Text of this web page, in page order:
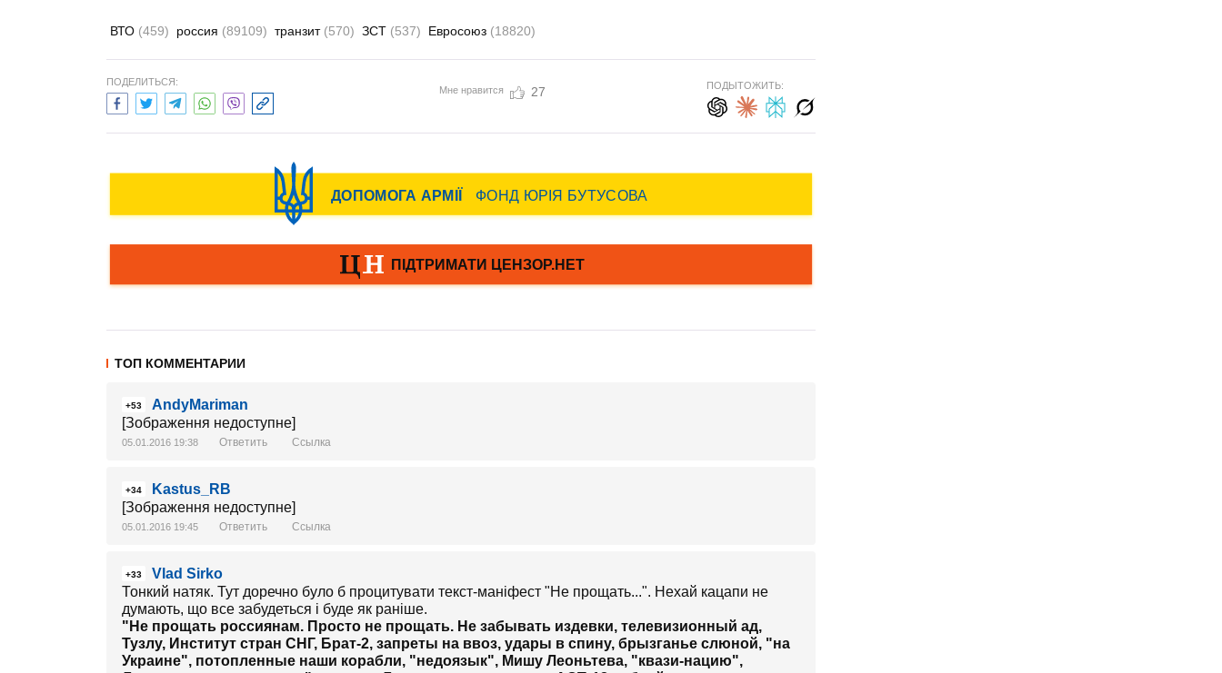
ВТО (459) россия (89109) транзит (570) ЗСТ (537) Евросоюз (18820)
ПОДЕЛИТЬСЯ:
Мне нравится 27 ПОДЫТОЖИТЬ:
ТОП КОММЕНТАРИИ
+53
AndyMariman
[Зображення недоступне]
05.01.2016 19:38 Ответить Ссылка
+34
Kastus_RB
[Зображення недоступне]
05.01.2016 19:45 Ответить Ссылка
+33
Vlad Sirko
Тонкий натяк. Тут доречно було б процитувати текст-маніфест "Не прощать...". Нехай кацапи не
думають, що все забудеться і буде як раніше.
"Не прощать россиянам. Просто не прощать. Не забывать издевки, телевизионный ад,
Тузлу, Институт стран СНГ, Брат-2, запреты на ввоз, удары в спину, брызганье слюной, "на
Украине", потопленные наши корабли, "недоязык", Мишу Леоньтева, "квази-нацию",